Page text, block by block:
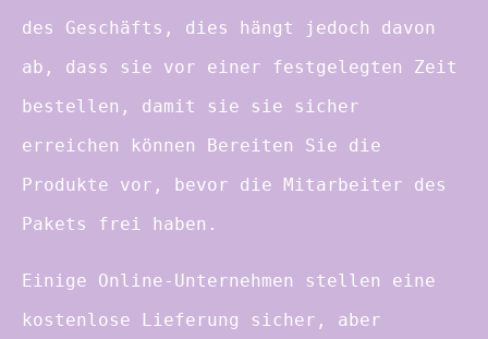
des Geschäfts, dies hängt jedoch davon
ab, dass sie vor einer festgelegten Zeit
bestellen, damit sie sie sicher
erreichen können Bereiten Sie die
Produkte vor, bevor die Mitarbeiter des
Pakets frei haben.
Einige Online-Unternehmen stellen eine
kostenlose Lieferung sicher, aber